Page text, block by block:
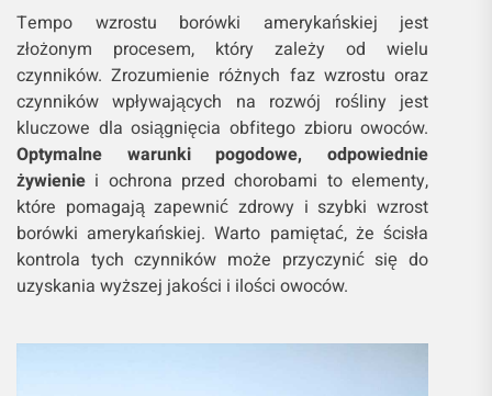
Tempo wzrostu borówki amerykańskiej jest
złożonym procesem, który zależy od wielu
czynników. Zrozumienie różnych faz wzrostu oraz
czynników wpływających na rozwój rośliny jest
kluczowe dla osiągnięcia obfitego zbioru owoców.
Optymalne warunki pogodowe, odpowiednie
żywienie i ochrona przed chorobami to elementy,
które pomagają zapewnić zdrowy i szybki wzrost
borówki amerykańskiej. Warto pamiętać, że ścisła
kontrola tych czynników może przyczynić się do
uzyskania wyższej jakości i ilości owoców.